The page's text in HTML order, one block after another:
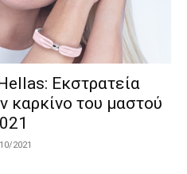
Εκστρατεία
καρκίνο του μαστού
2021